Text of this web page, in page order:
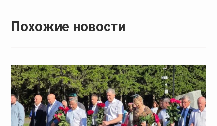
Похожие новости